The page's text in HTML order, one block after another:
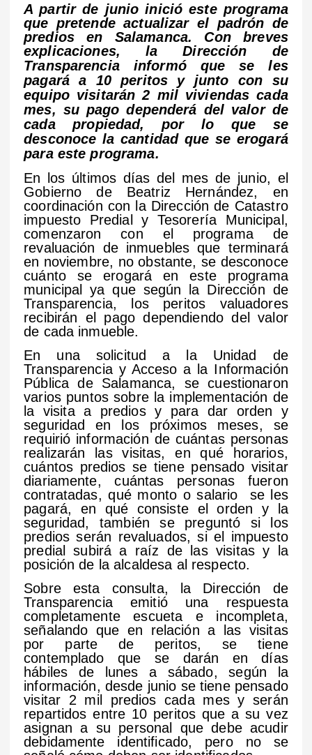
A partir de junio inició este programa
que pretende actualizar el padrón de
predios en Salamanca. Con breves
explicaciones, la Dirección de
Transparencia informó que se les
pagará a 10 peritos y junto con su
equipo visitarán 2 mil viviendas cada
mes, su pago dependerá del valor de
cada propiedad, por lo que se
desconoce la cantidad que se erogará
para este programa.
En los últimos días del mes de junio, el
Gobierno de Beatriz Hernández, en
coordinación con la Dirección de Catastro
impuesto Predial y Tesorería Municipal,
comenzaron con el programa de
revaluación de inmuebles que terminará
en noviembre, no obstante, se desconoce
cuánto se erogará en este programa
municipal ya que según la Dirección de
Transparencia, los peritos valuadores
recibirán el pago dependiendo del valor
de cada inmueble.
En una solicitud a la Unidad de
Transparencia y Acceso a la Información
Pública de Salamanca, se cuestionaron
varios puntos sobre la implementación de
la visita a predios y para dar orden y
seguridad en los próximos meses, se
requirió información de cuántas personas
realizarán las visitas, en qué horarios,
cuántos predios se tiene pensado visitar
diariamente, cuántas personas fueron
contratadas, qué monto o salario se les
pagará, en qué consiste el orden y la
seguridad, también se preguntó si los
predios serán revaluados, si el impuesto
predial subirá a raíz de las visitas y la
posición de la alcaldesa al respecto.
Sobre esta consulta, la Dirección de
Transparencia emitió una respuesta
completamente escueta e incompleta,
señalando que en relación a las visitas
por parte de peritos, se tiene
contemplado que se darán en días
hábiles de lunes a sábado, según la
información, desde junio se tiene pensado
visitar 2 mil predios cada mes y serán
repartidos entre 10 peritos que a su vez
asignan a su personal que debe acudir
debidamente identificado, pero no se